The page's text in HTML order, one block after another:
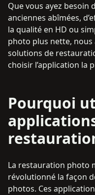
Que vous ayez besoin
anciennes abîmées,
la qualité en HD ou
photo plus nette, nous
solutions de
choisir l’application la
Pourquoi
La restauration photo
révolutionné la façon
photos. Ces